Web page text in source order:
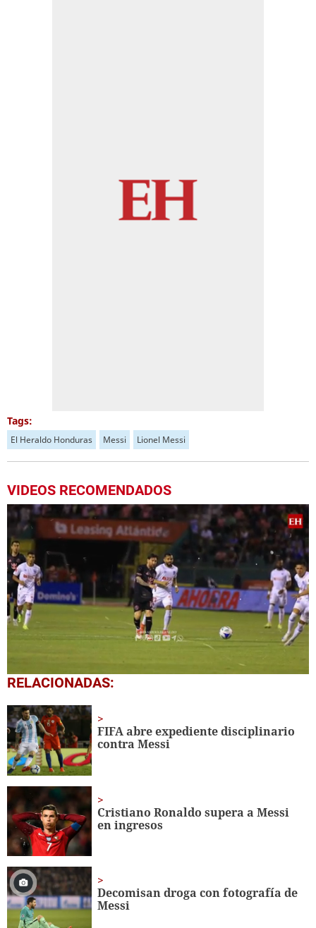
Tags:
El Heraldo Honduras Messi Lionel Messi
VIDEOS RECOMENDADOS
0
seconds
1
minute,
28
seconds
RELACIONADAS:
FIFA abre expediente disciplinario
contra Messi
Cristiano Ronaldo supera a Messi
en ingresos
Decomisan droga con fotografía de
Messi